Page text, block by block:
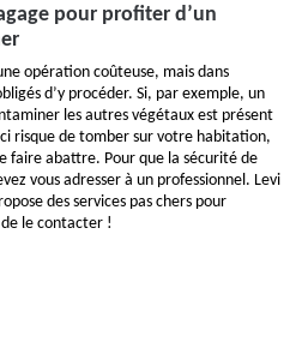
pour profiter d’un
opération coûteuse, mais dans
d’y procéder. Si, par exemple, un
les autres végétaux est présent
risque de tomber sur votre habitation,
faire abattre. Pour que la sécurité de
vous adresser à un professionnel. Levi
des services pas chers pour
le contacter !